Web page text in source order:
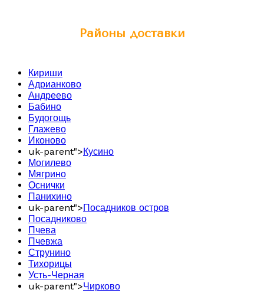
Районы доставки
Кириши
Адрианково
Андреево
Бабино
Будогощь
Глажево
Иконово
uk-parent">Кусино
Могилево
Мягрино
Оснички
Панихино
uk-parent">Посадников остров
Посадниково
Пчева
Пчевжа
Струнино
Тихорицы
Усть-Черная
uk-parent">Чирково